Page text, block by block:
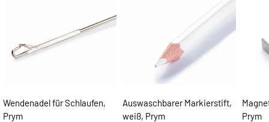
Wendenadel für Schlaufen,
Prym
Auswaschbarer Markierstift,
weiß, Prym
Prym